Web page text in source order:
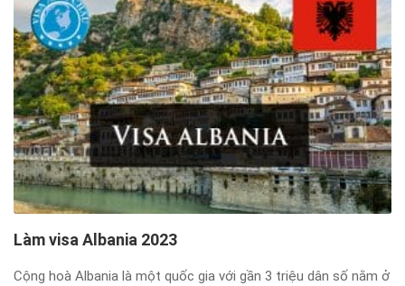
Làm visa Albania 2023
Cộng hoà Albania là một quốc gia với gần 3 triệu dân số nằm ở